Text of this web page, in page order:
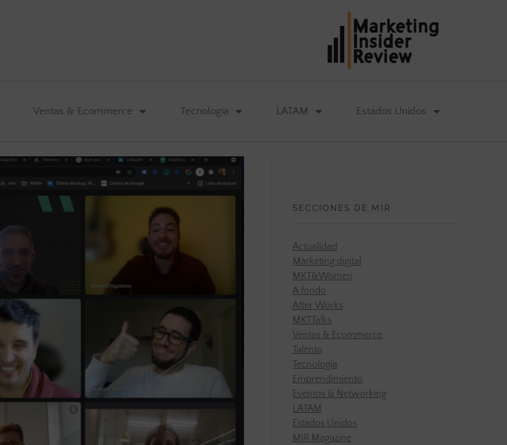
Ventas & Ecommerce Tecnología LATAM Estados Unidos
SECCIONES DE MIR
Actualidad
Marketing digital
MKT&Women
A fondo
After Works
MKTTalks
Ventas & Ecommerce
Talento
Tecnología
Emprendimiento
Eventos & Networking
LATAM
Estados Unidos
MIR Magazine